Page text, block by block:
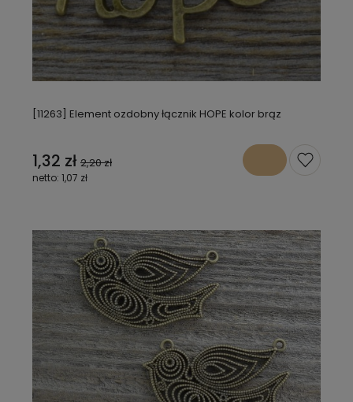
[11263] Element ozdobny łącznik HOPE kolor brąz
1,32 zł 2,20 zł
1,07 zł